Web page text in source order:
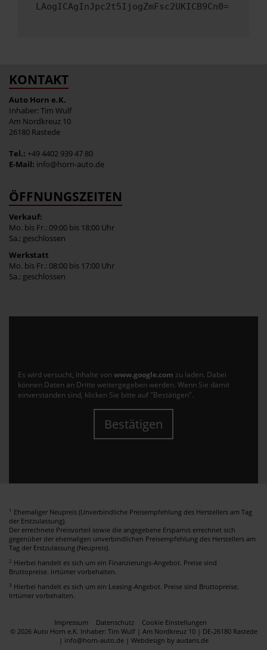
LAogICAgInJpc2t5IjogZmFsc2UKICB9Cn0=
KONTAKT
Auto Horn e.K.
Inhaber: Tim Wulf
Am Nordkreuz 10
26180 Rastede
Tel.: +49 4402 939 47 80
E-Mail: info@horn-auto.de
ÖFFNUNGSZEITEN
Verkauf:
Mo. bis Fr.: 09:00 bis 18:00 Uhr
Sa.: geschlossen
Werkstatt
Mo. bis Fr.: 08:00 bis 17:00 Uhr
Sa.: geschlossen
Es wird versucht, Inhalte von www.google.com zu laden. Dabei
können Daten an Dritte weitergegeben werden. Wenn Sie damit
einverstanden sind, klicken Sie bitte auf "Bestätigen".
Bestätigen
1 Ehemaliger Neupreis (Unverbindliche Preisempfehlung des Herstellers am Tag
der Erstzulassung).
Der errechnete Preisvorteil sowie die angegebene Ersparnis errechnet sich
gegenüber der ehemaligen unverbindlichen Preisempfehlung des Herstellers am
Tag der Erstzulassung (Neupreis).
2 Hierbei handelt es sich um ein Finanzierungs-Angebot. Preise sind
Bruttopreise. Irrtümer vorbehalten.
3 Hierbei handelt es sich um ein Leasing-Angebot. Preise sind Bruttopreise.
Irrtümer vorbehalten.
Impressum Datenschutz
Cookie Einstellungen
© 2026 Auto Horn e.K. Inhaber: Tim Wulf | Am Nordkreuz 10 | DE-26180 Rastede
| info@horn-auto.de | Webdesign by audaris.de